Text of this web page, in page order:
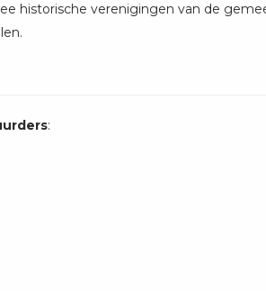
historische verenigingen van de
: